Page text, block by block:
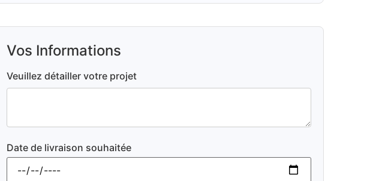
Vos Informations
Veuillez détailler votre projet
Date de livraison souhaitée